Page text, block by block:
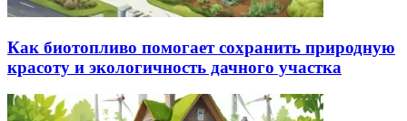
Как биотопливо помогает сохранить природную
красоту и экологичность дачного участка